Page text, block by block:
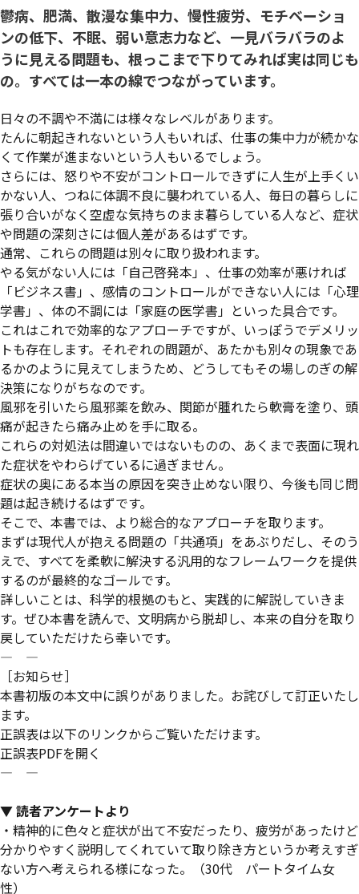
鬱病、肥満、散漫な集中力、慢性疲労、モチベーショ
ンの低下、不眠、弱い意志力など、一見バラバラのよ
うに見える問題も、根っこまで下りてみれば実は同じも
の。すべては一本の線でつながっています。
日々の不調や不満には様々なレベルがあります。
たんに朝起きれないという人もいれば、仕事の集中力が続かな
くて作業が進まないという人もいるでしょう。
さらには、怒りや不安がコントロールできずに人生が上手くい
かない人、つねに体調不良に襲われている人、毎日の暮らしに
張り合いがなく空虚な気持ちのまま暮らしている人など、症状
や問題の深刻さには個人差があるはずです。
通常、これらの問題は別々に取り扱われます。
やる気がない人には「自己啓発本」、仕事の効率が悪ければ
「ビジネス書」、感情のコントロールができない人には「心理
学書」、体の不調には「家庭の医学書」といった具合です。
これはこれで効率的なアプローチですが、いっぽうでデメリッ
トも存在します。それぞれの問題が、あたかも別々の現象であ
るかのように見えてしまうため、どうしてもその場しのぎの解
決策になりがちなのです。
風邪を引いたら風邪薬を飲み、関節が腫れたら軟膏を塗り、頭
痛が起きたら痛み止めを手に取る。
これらの対処法は間違いではないものの、あくまで表面に現れ
た症状をやわらげているに過ぎません。
症状の奥にある本当の原因を突き止めない限り、今後も同じ問
題は起き続けるはずです。
そこで、本書では、より総合的なアプローチを取ります。
まずは現代人が抱える問題の「共通項」をあぶりだし、そのう
えで、すべてを柔軟に解決する汎用的なフレームワークを提供
するのが最終的なゴールです。
詳しいことは、科学的根拠のもと、実践的に解説していきま
す。ぜひ本書を読んで、文明病から脱却し、本来の自分を取り
戻していただけたら幸いです。
― ―
［お知らせ］
本書初版の本文中に誤りがありました。お詫びして訂正いたし
ます。
正誤表は以下のリンクからご覧いただけます。
正誤表PDFを開く
― ―
▼ 読者アンケートより
・ 精神的に色々と症状が出て不安だったり、疲労があったけど
分かりやすく説明してくれていて取り除き方というか考えすぎ
ない方へ考えられる様になった。（30代 パートタイム女
性）